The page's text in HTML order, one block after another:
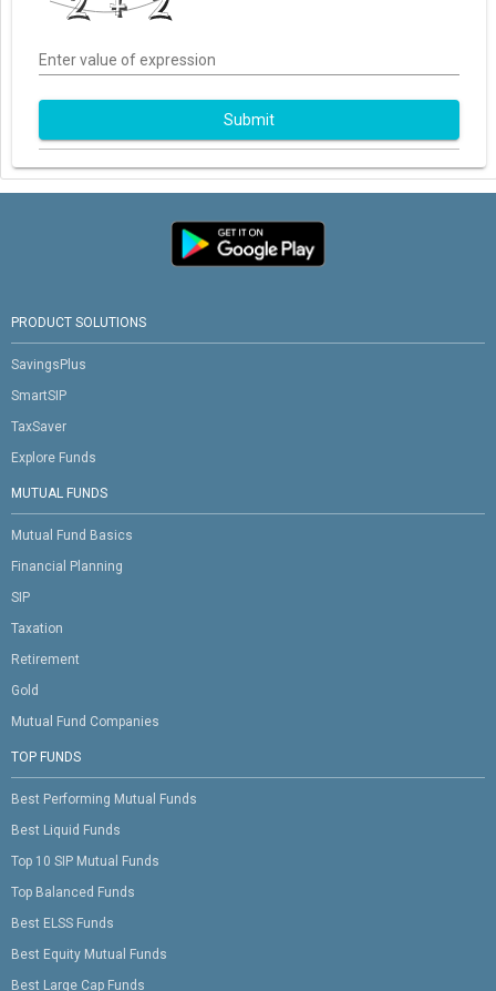
Enter value of expression
Submit
PRODUCT SOLUTIONS
SavingsPlus
SmartSIP
TaxSaver
Explore Funds
MUTUAL FUNDS
Mutual Fund Basics
Financial Planning
SIP
Taxation
Retirement
Gold
Mutual Fund Companies
TOP FUNDS
Best Performing Mutual Funds
Best Liquid Funds
Top 10 SIP Mutual Funds
Top Balanced Funds
Best ELSS Funds
Best Equity Mutual Funds
Best Large Cap Funds